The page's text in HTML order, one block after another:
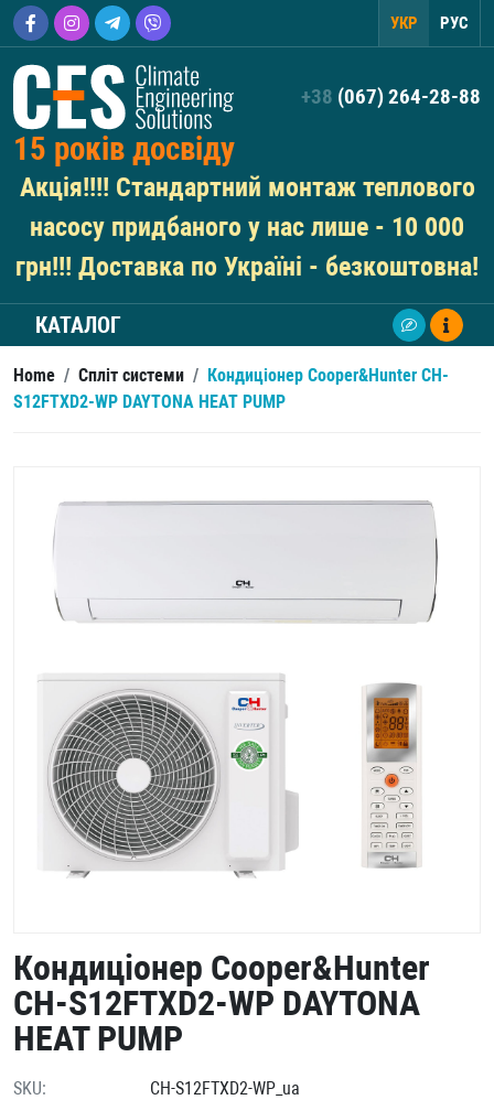
УКР РУС
+38 (067) 264-28-88
15 років досвіду
Акція!!!! Стандартний монтаж теплового
насосу придбаного у нас лише - 10 000
грн!!! Доставка по Україні - безкоштовна!
КАТАЛОГ
Home / Спліт системи / Кондиціонер Cooper&Hunter CH-
S12FTXD2-WP DAYTONA HEAT PUMP
Кондиціонер Cooper&Hunter
CH-S12FTXD2-WP DAYTONA
HEAT PUMP
SKU:
CH-S12FTXD2-WP_ua